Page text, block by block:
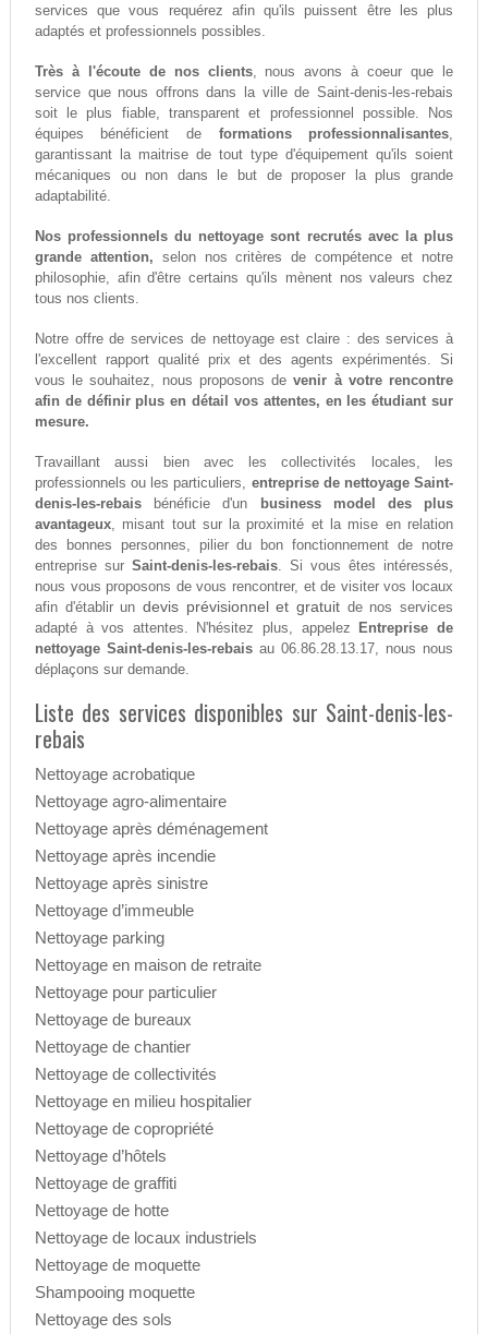
services que vous requérez afin qu'ils puissent être les plus
adaptés et professionnels possibles.
Très à l'écoute de nos clients, nous avons à coeur que le
service que nous offrons dans la ville de Saint-denis-les-rebais
soit le plus fiable, transparent et professionnel possible. Nos
équipes bénéficient de formations professionnalisantes,
garantissant la maitrise de tout type d'équipement qu'ils soient
mécaniques ou non dans le but de proposer la plus grande
adaptabilité.
Nos professionnels du nettoyage sont recrutés avec la plus
grande attention, selon nos critères de compétence et notre
philosophie, afin d'être certains qu'ils mènent nos valeurs chez
tous nos clients.
Notre offre de services de nettoyage est claire : des services à
l'excellent rapport qualité prix et des agents expérimentés. Si
vous le souhaitez, nous proposons devenir à votre rencontre
afin de définir plus en détail vos attentes, en les étudiant sur
mesure.
Travaillant aussi bien avec les collectivités locales, les
professionnels ou les particuliers, entreprise de nettoyage Saint-
denis-les-rebaisbénéficie d'un
business model des plus
avantageux, misant tout sur la proximité et la mise en relation
des bonnes personnes, pilier du bon fonctionnement de notre
entreprise sur Saint-denis-les-rebais. Si vous êtes intéressés,
nous vous proposons de vous rencontrer, et de visiter vos locaux
afin d'établir un devis prévisionnel et gratuit de nos services
adapté à vos attentes. N'hésitez plus, appelez
Entreprise de
nettoyage Saint-denis-les-rebaisau 06.86.28.13.17, nous nous
déplaçons sur demande.
Liste des services disponibles sur Saint-denis-les-
rebais
Nettoyage acrobatique
Nettoyage agro-alimentaire
Nettoyage après déménagement
Nettoyage après incendie
Nettoyage après sinistre
Nettoyage d’immeuble
Nettoyage parking
Nettoyage en maison de retraite
Nettoyage pour particulier
Nettoyage de bureaux
Nettoyage de chantier
Nettoyage de collectivités
Nettoyage en milieu hospitalier
Nettoyage de copropriété
Nettoyage d’hôtels
Nettoyage de graffiti
Nettoyage de hotte
Nettoyage de locaux industriels
Nettoyage de moquette
Shampooing moquette
Nettoyage des sols